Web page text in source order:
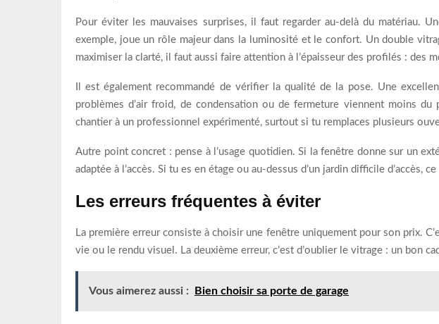
Pour éviter les mauvaises surprises, il faut regarder au-delà du matériau.
exemple, joue un rôle majeur dans la luminosité et le confort. Un double
maximiser la clarté, il faut aussi faire attention à l’épaisseur des profilés : des
Il est également recommandé de vérifier la qualité de la pose. Une
problèmes d’air froid, de condensation ou de fermeture viennent moins
chantier à un professionnel expérimenté, surtout si tu remplaces plusieurs
Autre point concret : pense à l’usage quotidien. Si la fenêtre donne sur un
adaptée à l’accès. Si tu es en étage ou au-dessus d’un jardin difficile d’accès,
Les erreurs fréquentes à éviter
La première erreur consiste à choisir une fenêtre uniquement pour son prix.
vie ou le rendu visuel. La deuxième erreur, c’est d’oublier le vitrage : un bon
Vous aimerez aussi : Bien choisir sa porte de garage